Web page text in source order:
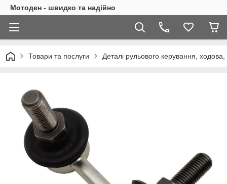
Мотоден - швидко та надійно
Товари та послуги Деталі рульового керування,